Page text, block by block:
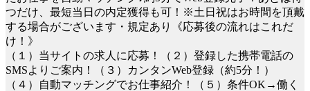
つだけ、最短当日の内定獲得も可！※土日祝はお時間を頂戴
する場合がございます・規定あり《応募後の流れはこれだ
け！》
（１）当サイトの求人に応募！（２）登録した携帯電話の
SMSよりご案内！（３）カンタンWeb登録（約5分！）
（４）自動マッチングでお仕事紹介！（５）条件OK→働く